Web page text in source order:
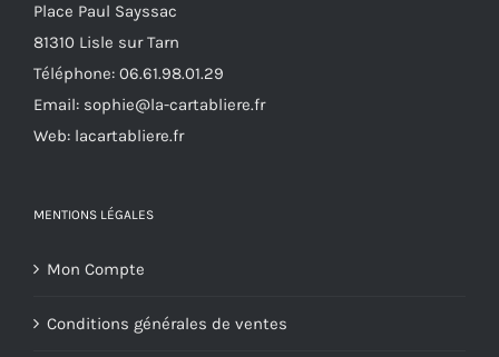
Place Paul Sayssac
81310 Lisle sur Tarn
Téléphone: 06.61.98.01.29
Email: sophie@la-cartabliere.fr
Web: lacartabliere.fr
MENTIONS LÉGALES
Mon Compte
Conditions générales de ventes